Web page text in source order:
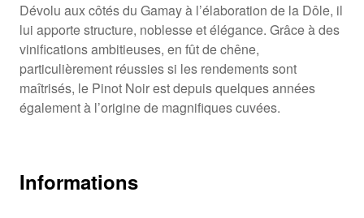
Dévolu aux côtés du Gamay à l’élaboration de la Dôle, il
lui apporte structure, noblesse et élégance. Grâce à des
vinifications ambitieuses, en fût de chêne,
particulièrement réussies si les rendements sont
maîtrisés, le Pinot Noir est depuis quelques années
également à l’origine de magnifiques cuvées.
Informations